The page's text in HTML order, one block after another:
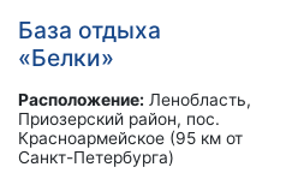
База отдыха
«Белки»
Расположение: Ленобласть,
Приозерский район, пос.
Красноармейское (95 км от
Санкт-Петербурга)